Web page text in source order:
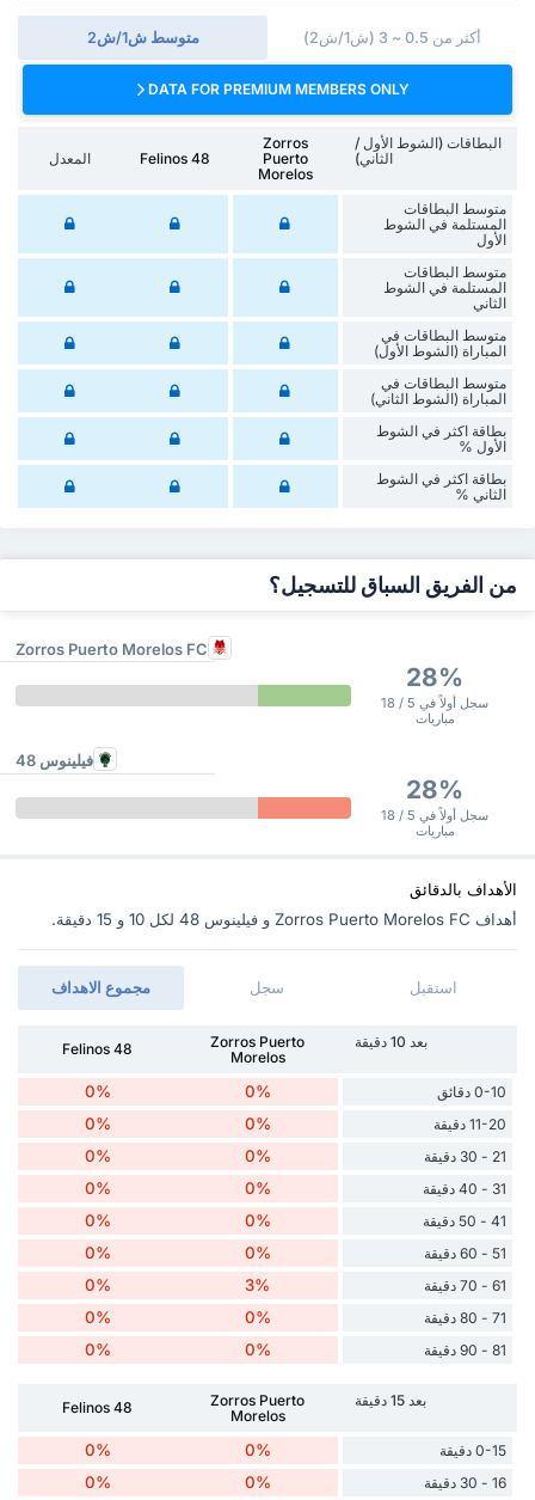
متوسط ش1/ش2 أكثر من 0.5 ~ 3 (ش1/ش2)
DATA FOR PREMIUM MEMBERS ONLY
البطاقات (الشوط الأول /
الثاني)
Zorros
Puerto
Morelos
Felinos 48 المعدل
متوسط البطاقات
المستلمة في الشوط
الأول
متوسط البطاقات
المستلمة في الشوط
الثاني
متوسط البطاقات في
المباراة (الشوط الأول)
متوسط البطاقات في
المباراة (الشوط الثاني)
‏بطاقة اكثر في الشوط
الأول %
‏بطاقة اكثر في الشوط
‏الثاني %
من الفريق السباق للتسجيل؟
Zorros Puerto Morelos FC
28%
سجل أولاً في 5 / 18
مباريات
فيلينوس 48
28%
سجل أولاً في 5 / 18
مباريات
الأهداف بالدقائق
أهداف Zorros Puerto Morelos FC و فيلينوس 48 ‏لكل 10 و 15 دقيقة.
مجموع الاهداف سجل استقبل
بعد 10 دقيقة
Zorros Puerto
Morelos
Felinos 48
0-10 دقائق 0%
0%
11-20 دقيقة 0%
0%
21 - 30 دقيقة 0%
0%
31 - 40 دقيقة 0%
0%
41 - 50 دقيقة 0%
0%
51 - 60 دقيقة 0%
0%
61 - 70 دقيقة 3%
0%
71 - 80 دقيقة 0%
0%
81 - 90 دقيقة 0%
0%
بعد 15 دقيقة
Zorros Puerto
Morelos
Felinos 48
0-15 دقيقة 0%
0%
16 - 30 دقيقة 0%
0%